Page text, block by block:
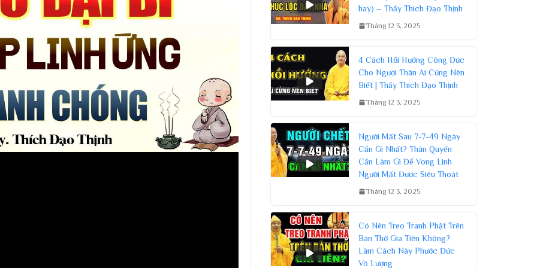
hay) – Thầy Thích Đạo Thịnh
Tháng 12 3, 2025
4 Cách Hồi Hướng Công Đức
Cho Người Thân Ai Cũng Nên
Biết | Thầy Thích Đạo Thịnh
Tháng 12 3, 2025
Người Mất Sau 7-7-49 Ngày
Cần Gì Nhất? Thân Quyến
Cần Làm Gì Để Vong Linh
Người Mất Được Siêu Thoát
Tháng 12 3, 2025
Có Nên Treo Tranh Phật Trên
Bàn Thờ Gia Tiên Không?
Làm Cách Này Phước Đức
Vô Lượng